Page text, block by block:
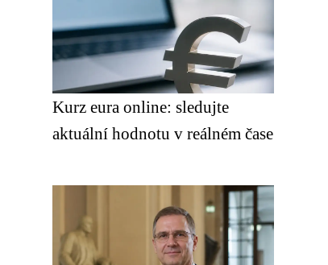
Kurz eura online: sledujte
aktuální hodnotu v reálném čase